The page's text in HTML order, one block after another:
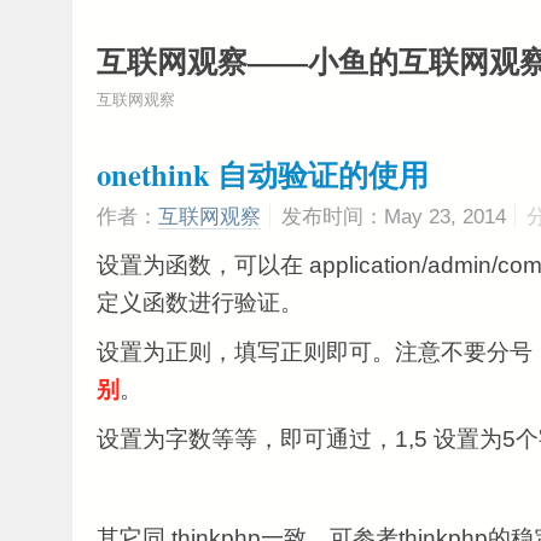
互联网观察——小鱼的互联网观
互联网观察
onethink 自动验证的使用
作者： 互联网观察 发布时间：May 23, 2014
设置为函数，可以在 application/admin/
定义函数进行验证。
设置为正则，填写正则即可。注意不要分号
别 。
设置为字数等等，即可通过，1,5 设置为5